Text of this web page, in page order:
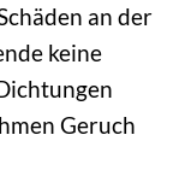
an der
keine
Geruch